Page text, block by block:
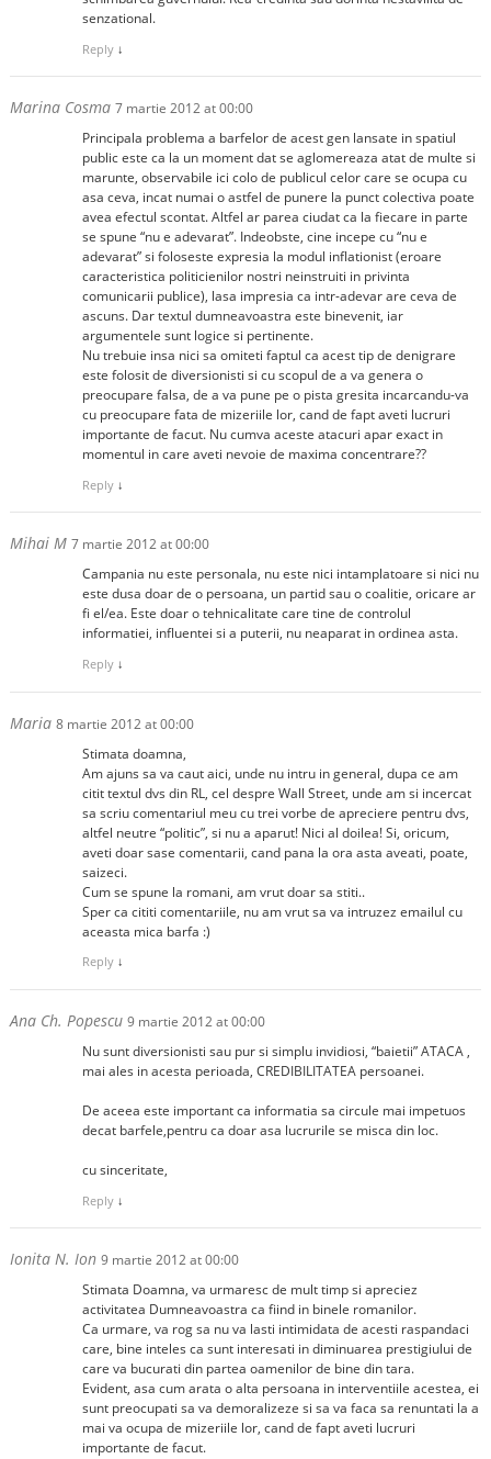
senzational.
Reply ↓
Marina Cosma 7 martie 2012 at 00:00
Principala problema a barfelor de acest gen lansate in spatiul
public este ca la un moment dat se aglomereaza atat de multe si
marunte, observabile ici colo de publicul celor care se ocupa cu
asa ceva, incat numai o astfel de punere la punct colectiva poate
avea efectul scontat. Altfel ar parea ciudat ca la fiecare in parte
se spune “nu e adevarat”. Indeobste, cine incepe cu “nu e
adevarat” si foloseste expresia la modul inflationist (eroare
caracteristica politicienilor nostri neinstruiti in privinta
comunicarii publice), lasa impresia ca intr-adevar are ceva de
ascuns. Dar textul dumneavoastra este binevenit, iar
argumentele sunt logice si pertinente.
Nu trebuie insa nici sa omiteti faptul ca acest tip de denigrare
este folosit de diversionisti si cu scopul de a va genera o
preocupare falsa, de a va pune pe o pista gresita incarcandu-va
cu preocupare fata de mizeriile lor, cand de fapt aveti lucruri
importante de facut. Nu cumva aceste atacuri apar exact in
momentul in care aveti nevoie de maxima concentrare??
Reply ↓
Mihai M 7 martie 2012 at 00:00
Campania nu este personala, nu este nici intamplatoare si nici nu
este dusa doar de o persoana, un partid sau o coalitie, oricare ar
fi el/ea. Este doar o tehnicalitate care tine de controlul
informatiei, influentei si a puterii, nu neaparat in ordinea asta.
Reply ↓
Maria 8 martie 2012 at 00:00
Stimata doamna,
Am ajuns sa va caut aici, unde nu intru in general, dupa ce am
citit textul dvs din RL, cel despre Wall Street, unde am si incercat
sa scriu comentariul meu cu trei vorbe de apreciere pentru dvs,
altfel neutre “politic”, si nu a aparut! Nici al doilea! Si, oricum,
aveti doar sase comentarii, cand pana la ora asta aveati, poate,
saizeci.
Cum se spune la romani, am vrut doar sa stiti..
Sper ca cititi comentariile, nu am vrut sa va intruzez emailul cu
aceasta mica barfa :)
Reply ↓
Ana Ch. Popescu 9 martie 2012 at 00:00
Nu sunt diversionisti sau pur si simplu invidiosi, “baietii” ATACA ,
mai ales in acesta perioada, CREDIBILITATEA persoanei.
De aceea este important ca informatia sa circule mai impetuos
decat barfele,pentru ca doar asa lucrurile se misca din loc.
cu sinceritate,
Reply ↓
Ionita N. Ion 9 martie 2012 at 00:00
Stimata Doamna, va urmaresc de mult timp si apreciez
activitatea Dumneavoastra ca fiind in binele romanilor.
Ca urmare, va rog sa nu va lasti intimidata de acesti raspandaci
care, bine inteles ca sunt interesati in diminuarea prestigiului de
care va bucurati din partea oamenilor de bine din tara.
Evident, asa cum arata o alta persoana in interventiile acestea, ei
sunt preocupati sa va demoralizeze si sa va faca sa renuntati la a
mai va ocupa de mizeriile lor, cand de fapt aveti lucruri
importante de facut.